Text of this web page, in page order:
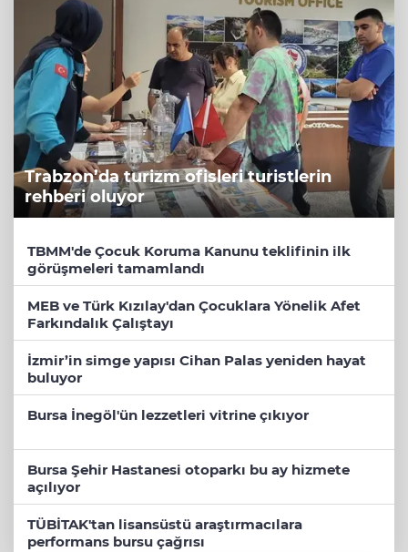
Trabzon’da turizm ofisleri turistlerin
rehberi oluyor
TBMM'de Çocuk Koruma Kanunu teklifinin ilk
görüşmeleri tamamlandı
MEB ve Türk Kızılay'dan Çocuklara Yönelik Afet
Farkındalık Çalıştayı
İzmir’in simge yapısı Cihan Palas yeniden hayat
buluyor
Bursa İnegöl'ün lezzetleri vitrine çıkıyor
Bursa Şehir Hastanesi otoparkı bu ay hizmete
açılıyor
TÜBİTAK'tan lisansüstü araştırmacılara
performans bursu çağrısı